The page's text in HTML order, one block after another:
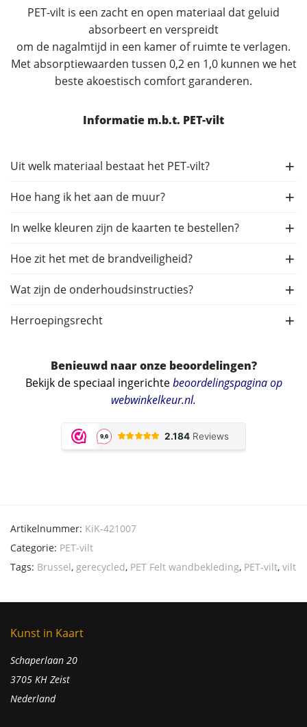
PET-vilt is een zacht en open materiaal dat geluid
absorbeert en verspreidt
om de nagalmtijd in een kamer of ruimte te verlagen.
Met absorptiewaarden tussen 0,2 en 1,0 kunnen we het
beste akoestisch comfort garanderen.
Informatie m.b.t. PET-vilt
Uit welk materiaal bestaat het PET-vilt?
Hoe hang ik het aan de muur?
In welke kleuren zijn de kaarten te bestellen?
Hoe zit het met de brandveiligheid?
Wat zijn de onderhoudsinstructies?
Herroepingsrecht
Benieuwd naar onze beoordelingen?
Bekijk de speciaal ingerichte beoordelingspagina op
webwinkelkeur.nl.
Artikelnummer: KiK-421007
Categorie: PET-vilt
Tags: Brussel, gerecycled, PET Felt wandbekleding, PET-vilt, vilt
Kunst in Kaart
Schaperlaan 20
3705 KH Zeist
Nederland